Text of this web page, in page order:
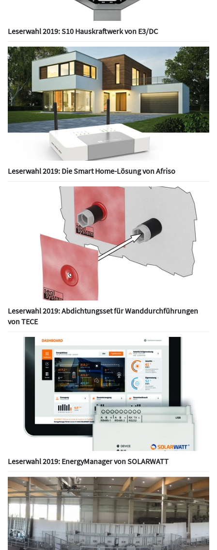
Leserwahl 2019: S10 Hauskraftwerk von E3/DC
Leserwahl 2019: Die Smart Home-Lösung von Afriso
Leserwahl 2019: Abdichtungsset für Wanddurchführungen
von TECE
Leserwahl 2019: EnergyManager von SOLARWATT